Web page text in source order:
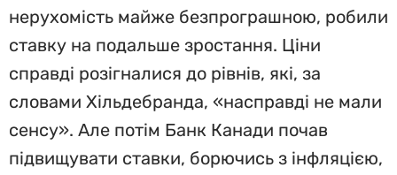
нерухомість майже безпрограшною, робили
ставку на подальше зростання. Ціни
справді розігналися до рівнів, які, за
словами Хільдебранда, «насправді не мали
сенсу». Але потім Банк Канади почав
підвищувати ставки, борючись з інфляцією,